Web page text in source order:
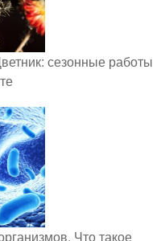
сезонные работы
Что такое